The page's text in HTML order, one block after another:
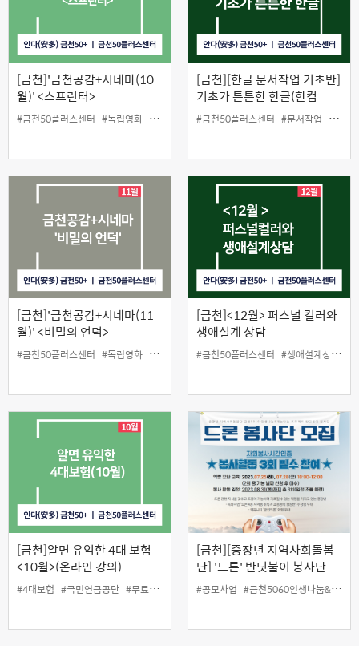
[금천]'금천공감+시네마(10
월)' <스프린터>
#금천50플러스센터 #독립영화 #무료상영 #인생설계
[금천][한글 문서작업 기초반]
기초가 튼튼한 한글(한컴
2018)
#금천50플러스센터 #문서작업 #원데
[금천]'금천공감+시네마(11
월)' <비밀의 언덕>
#금천50플러스센터 #독립영화 #무료상영 #인생설계
[금천]<12월> 퍼스널 컬러와
생애설계 상담
#금천50플러스센터 #생애설계상담
[금천]알면 유익한 4대 보험
<10월>(온라인 강의)
#4대보험 #국민연금공단 #무료 #인생설계
[금천][중장년 지역사회돌봄
단] '드론' 반딧불이 봉사단
#공모사업 #금천5060인생나눔&재능나눔프로젝트